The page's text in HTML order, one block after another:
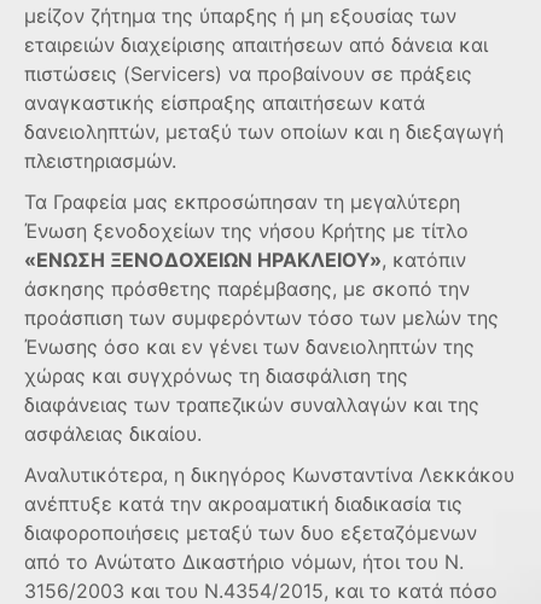
μείζον ζήτημα της ύπαρξης ή μη εξουσίας των
εταιρειών διαχείρισης απαιτήσεων από δάνεια και
πιστώσεις (Servicers) να προβαίνουν σε πράξεις
αναγκαστικής είσπραξης απαιτήσεων κατά
δανειοληπτών, μεταξύ των οποίων και η διεξαγωγή
πλειστηριασμών.
Τα Γραφεία μας εκπροσώπησαν τη μεγαλύτερη
Ένωση ξενοδοχείων της νήσου Κρήτης με τίτλο
«ΕΝΩΣΗ ΞΕΝΟΔΟΧΕΙΩΝ ΗΡΑΚΛΕΙΟΥ», κατόπιν
άσκησης πρόσθετης παρέμβασης, με σκοπό την
προάσπιση των συμφερόντων τόσο των μελών της
Ένωσης όσο και εν γένει των δανειοληπτών της
χώρας και συγχρόνως τη διασφάλιση της
διαφάνειας των τραπεζικών συναλλαγών και της
ασφάλειας δικαίου.
Αναλυτικότερα, η δικηγόρος Κωνσταντίνα Λεκκάκου
ανέπτυξε κατά την ακροαματική διαδικασία τις
διαφοροποιήσεις μεταξύ των δυο εξεταζόμενων
από το Ανώτατο Δικαστήριο νόμων, ήτοι του Ν.
3156/2003 και του Ν.4354/2015, και το κατά πόσο